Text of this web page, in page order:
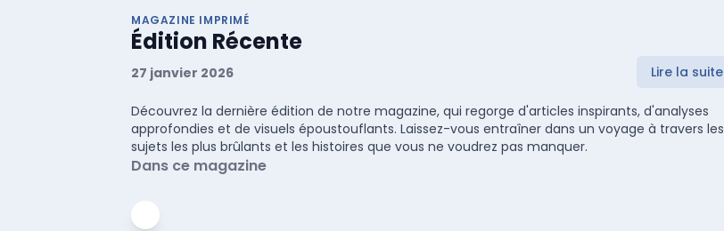
MAGAZINE IMPRIMÉ
Édition Récente
27 janvier 2026 Lire la suite
Découvrez la dernière édition de notre magazine, qui regorge d'articles inspirants, d'analyses
approfondies et de visuels époustouflants. Laissez-vous entraîner dans un voyage à travers les
sujets les plus brûlants et les histoires que vous ne voudrez pas manquer.
Dans ce magazine